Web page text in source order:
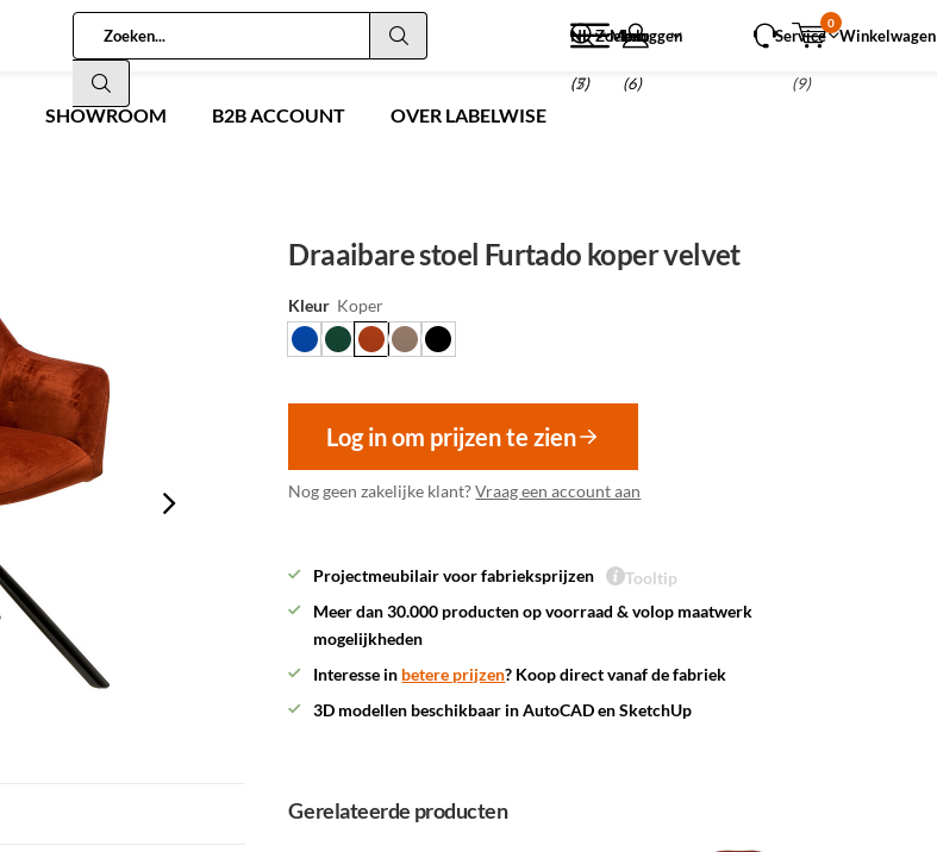
NL Zoeken
(5)
Inloggen
(6)
Menu
(7)
Service Winkelwagen
0
(9)
SHOWROOM B2B ACCOUNT OVER LABELWISE
Draaibare stoel Furtado koper velvet
Kleur Koper
Log in om prijzen te zien
Nog geen zakelijke klant?Vraag een account aan
Projectmeubilair voor fabrieksprijzen
Tooltip
Meer dan 30.000 producten op voorraad & volop maatwerk
mogelijkheden
Interesse in betere prijzen? Koop direct vanaf de fabriek
3D modellen beschikbaar in AutoCAD en SketchUp
Gerelateerde producten